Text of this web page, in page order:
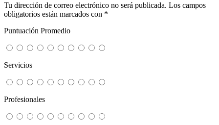
Tu dirección de correo electrónico no será publicada. Los campos
obligatorios están marcados con *
Puntuación Promedio
Servicios
Profesionales